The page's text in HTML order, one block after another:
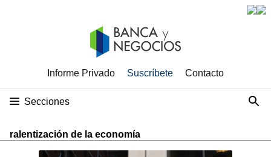
Informe Privado Suscríbete Contacto
Secciones
ralentización de la economía